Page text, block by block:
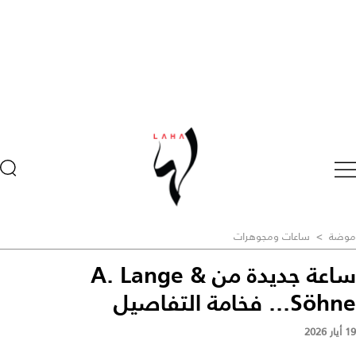
موضة > ساعات ومجوهرات
ساعة جديدة من A. Lange &
Söhne... فخامة التفاصيل
19 أيار 2026